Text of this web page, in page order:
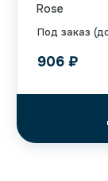
Под заказ
Rose
906 ₽